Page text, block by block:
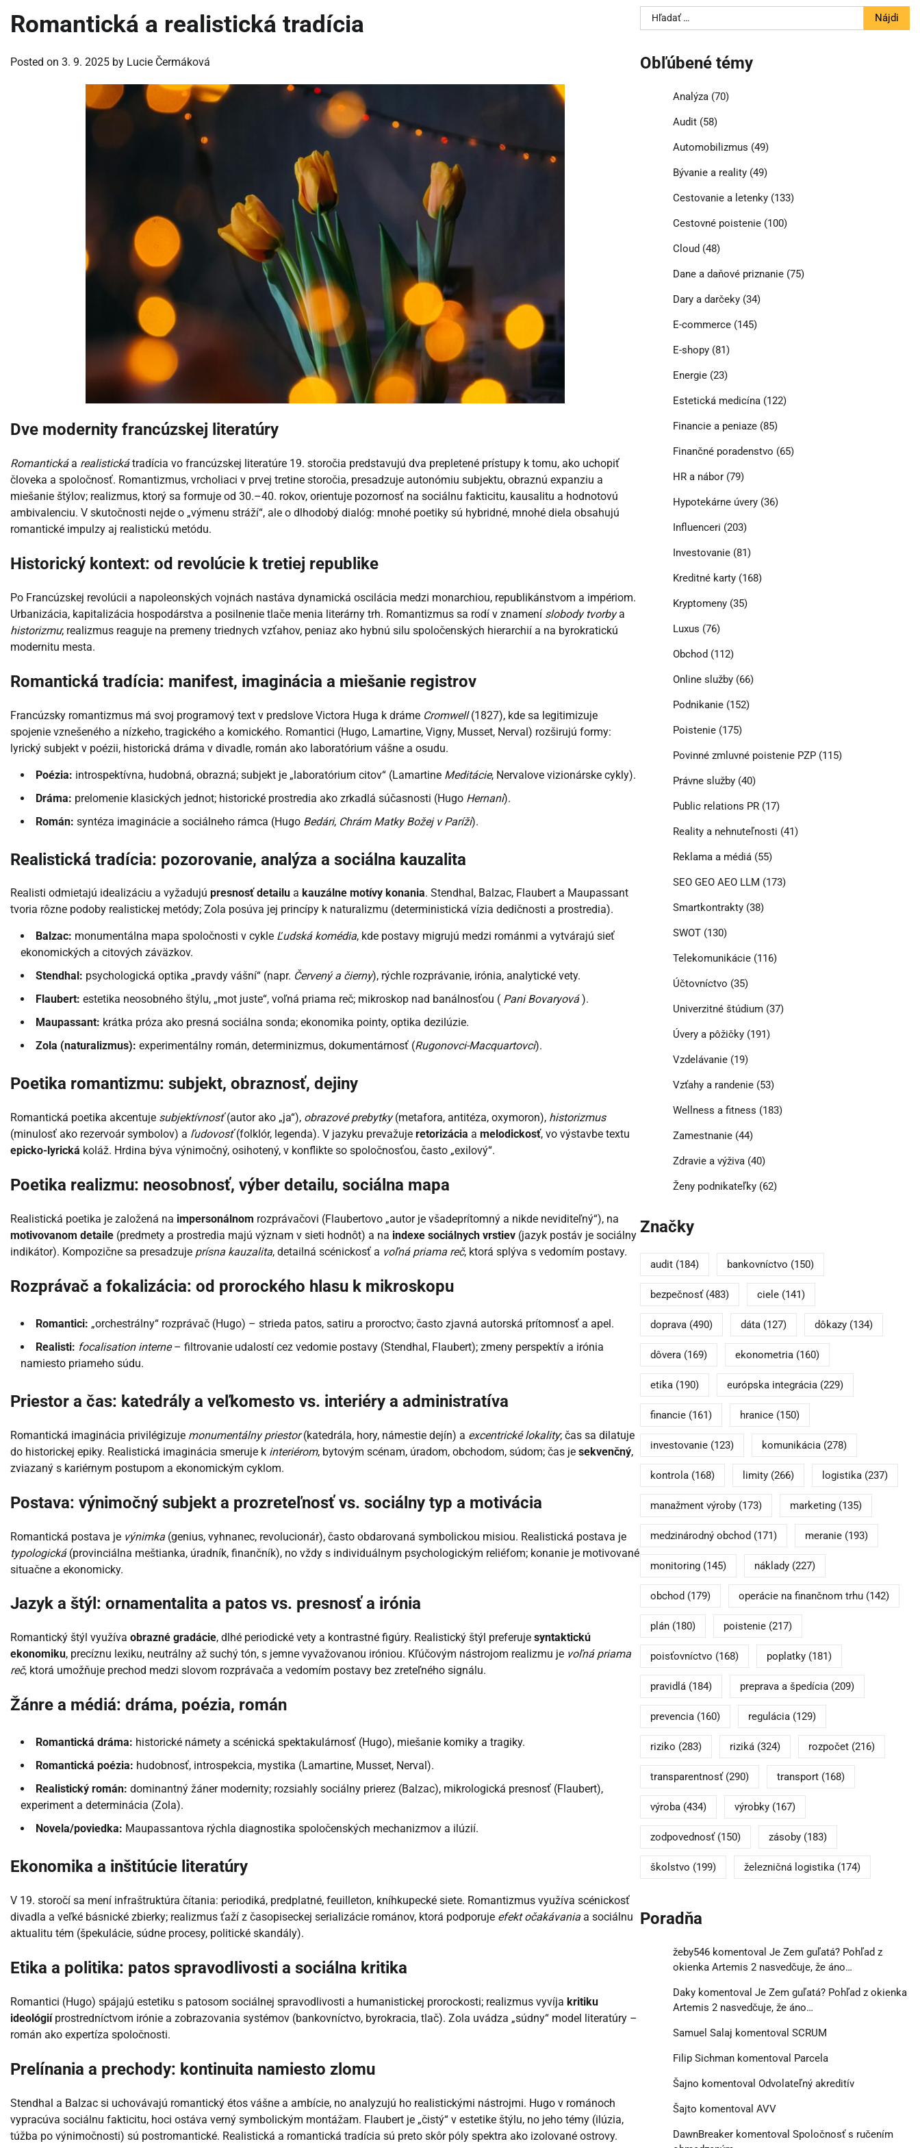
Romantická a realistická tradícia
Posted on 3. 9. 2025 by Lucie Čermáková
Dve modernity francúzskej literatúry
Romantickáa realistickátradícia vo francúzskej literatúre 19. storočia predstavujú dva prepletené prístupy k tomu, ako uchopiť
človeka a spoločnosť. Romantizmus, vrcholiaci v prvej tretine storočia, presadzuje autonómiu subjektu, obraznú expanziu a
miešanie štýlov; realizmus, ktorý sa formuje od 30.–40. rokov, orientuje pozornosť na sociálnu fakticitu, kausalitu a hodnotovú
ambivalenciu. V skutočnosti nejde o „výmenu stráží“, ale o dlhodobý dialóg: mnohé poetiky sú hybridné, mnohé diela obsahujú
romantické impulzy aj realistickú metódu.
Historický kontext: od revolúcie k tretiej republike
Po Francúzskej revolúcii a napoleonských vojnách nastáva dynamická oscilácia medzi monarchiou, republikánstvom a impériom.
Urbanizácia, kapitalizácia hospodárstva a posilnenie tlače menia literárny trh. Romantizmus sa rodí v znamení slobody tvorbya
historizmu; realizmus reaguje na premeny triednych vzťahov, peniaz ako hybnú silu spoločenských hierarchií a na byrokratickú
modernitu mesta.
Romantická tradícia: manifest, imaginácia a miešanie registrov
Francúzsky romantizmus má svoj programový text v predslove Victora Huga k dráme Cromwell(1827), kde sa legitimizuje
spojenie vznešeného a nízkeho, tragického a komického. Romantici (Hugo, Lamartine, Vigny, Musset, Nerval) rozširujú formy:
lyrický subjekt v poézii, historická dráma v divadle, román ako laboratórium vášne a osudu.
Poézia: introspektívna, hudobná, obrazná; subjekt je „laboratórium citov“ (Lamartine Meditácie, Nervalove vizionárske cykly).
Dráma: prelomenie klasických jednot; historické prostredia ako zrkadlá súčasnosti (Hugo Hernani).
Román: syntéza imaginácie a sociálneho rámca (Hugo Bedári, Chrám Matky Božej v Paríži).
Realistická tradícia: pozorovanie, analýza a sociálna kauzalita
Realisti odmietajú idealizáciu a vyžadujú presnosť detailu a kauzálne motívy konania. Stendhal, Balzac, Flaubert a Maupassant
tvoria rôzne podoby realistickej metódy; Zola posúva jej princípy k naturalizmu (deterministická vízia dedičnosti a prostredia).
Balzac: monumentálna mapa spoločnosti v cykle Ľudská komédia, kde postavy migrujú medzi románmi a vytvárajú sieť
ekonomických a citových záväzkov.
Stendhal: psychologická optika „pravdy vášní“ (napr. Červený a čierny), rýchle rozprávanie, irónia, analytické vety.
Flaubert: estetika neosobného štýlu, „mot juste“, voľná priama reč; mikroskop nad banálnosťou ( Pani Bovaryová).
Maupassant: krátka próza ako presná sociálna sonda; ekonomika pointy, optika dezilúzie.
Zola (naturalizmus): experimentálny román, determinizmus, dokumentárnosť (Rugonovci-Macquartovci).
Poetika romantizmu: subjekt, obraznosť, dejiny
Romantická poetika akcentuje subjektívnosť(autor ako „ja“), obrazové prebytky(metafora, antitéza, oxymoron), historizmus
(minulosť ako rezervoár symbolov) a ľudovosť(folklór, legenda). V jazyku prevažuje retorizácia a melodickosť, vo výstavbe textu
epicko-lyrická koláž. Hrdina býva výnimočný, osihotený, v konflikte so spoločnosťou, často „exilový“.
Poetika realizmu: neosobnosť, výber detailu, sociálna mapa
Realistická poetika je založená na impersonálnom rozprávačovi (Flaubertovo „autor je všadeprítomný a nikde neviditeľný“), na
motivovanom detaile (predmety a prostredia majú význam v sieti hodnôt) a na indexe sociálnych vrstiev (jazyk postáv je sociálny
indikátor). Kompozične sa presadzuje prísna kauzalita, detailná scénickosť a voľná priama reč, ktorá splýva s vedomím postavy.
Rozprávač a fokalizácia: od prorockého hlasu k mikroskopu
Romantici: „orchestrálny“ rozprávač (Hugo) – strieda patos, satiru a proroctvo; často zjavná autorská prítomnosť a apel.
Realisti: focalisation interne– filtrovanie udalostí cez vedomie postavy (Stendhal, Flaubert); zmeny perspektív a irónia
namiesto priameho súdu.
Priestor a čas: katedrály a veľkomesto vs. interiéry a administratíva
Romantická imaginácia privilégizuje monumentálny priestor(katedrála, hory, námestie dejín) a excentrické lokality; čas sa dilatuje
do historickej epiky. Realistická imaginácia smeruje k interiérom, bytovým scénam, úradom, obchodom, súdom; čas je sekvenčný,
zviazaný s kariérnym postupom a ekonomickým cyklom.
Postava: výnimočný subjekt a prozreteľnosť vs. sociálny typ a motivácia
Romantická postava je výnimka (genius, vyhnanec, revolucionár), často obdarovaná symbolickou misiou. Realistická postava je
typologická(provinciálna meštianka, úradník, finančník), no vždy s individuálnym psychologickým reliéfom; konanie je motivované
situačne a ekonomicky.
Jazyk a štýl: ornamentalita a patos vs. presnosť a irónia
Romantický štýl využíva obrazné gradácie, dlhé periodické vety a kontrastné figúry. Realistický štýl preferuje syntaktickú
ekonomiku, precíznu lexiku, neutrálny až suchý tón, s jemne vyvažovanou iróniou. Kľúčovým nástrojom realizmu je voľná priama
reč, ktorá umožňuje prechod medzi slovom rozprávača a vedomím postavy bez zreteľného signálu.
Žánre a médiá: dráma, poézia, román
Romantická dráma: historické námety a scénická spektakulárnosť (Hugo), miešanie komiky a tragiky.
Romantická poézia: hudobnosť, introspekcia, mystika (Lamartine, Musset, Nerval).
Realistický román: dominantný žáner modernity; rozsiahly sociálny prierez (Balzac), mikrologická presnosť (Flaubert),
experiment a determinácia (Zola).
Novela/poviedka: Maupassantova rýchla diagnostika spoločenských mechanizmov a ilúzií.
Ekonomika a inštitúcie literatúry
V 19. storočí sa mení infraštruktúra čítania: periodiká, predplatné, feuilleton, kníhkupecké siete. Romantizmus využíva scénickosť
divadla a veľké básnické zbierky; realizmus ťaží z časopiseckej serializácie románov, ktorá podporuje efekt očakávania a sociálnu
aktualitu tém (špekulácie, súdne procesy, politické skandály).
Etika a politika: patos spravodlivosti a sociálna kritika
Romantici (Hugo) spájajú estetiku s patosom sociálnej spravodlivosti a humanistickej prorockosti; realizmus vyvíja kritiku
ideológiíprostredníctvom irónie a zobrazovania systémov (bankovníctvo, byrokracia, tlač). Zola uvádza „súdny“ model literatúry –
román ako expertíza spoločnosti.
Prelínania a prechody: kontinuita namiesto zlomu
Stendhal a Balzac si uchovávajú romantický étos vášne a ambície, no analyzujú ho realistickými nástrojmi. Hugo v románoch
vypracúva sociálnu fakticitu, hoci ostáva verný symbolickým montážam. Flaubert je „čistý“ v estetike štýlu, no jeho témy (ilúzia,
túžba po výnimočnosti) sú postromantické. Realistická a romantická tradícia sú preto skôr póly spektra ako izolované ostrovy.
Hľadať:
Obľúbené témy
Analýza(70)
Audit(58)
Automobilizmus (49)
Bývanie a reality(49)
Cestovanie a letenky(133)
Cestovné poistenie(100)
Cloud (48)
Dane a daňové priznanie(75)
Dary a darčeky(34)
E-commerce(145)
E-shopy(81)
Energie(23)
Estetická medicína(122)
Financie a peniaze(85)
Finančné poradenstvo (65)
HR a nábor(79)
Hypotekárne úvery(36)
Influenceri (203)
Investovanie(81)
Kreditné karty(168)
Kryptomeny(35)
Luxus (76)
Obchod (112)
Online služby(66)
Podnikanie(152)
Poistenie(175)
Povinné zmluvné poistenie PZP(115)
Právne služby(40)
Public relations PR(17)
Reality a nehnuteľnosti (41)
Reklama a médiá(55)
SEO GEO AEO LLM (173)
Smartkontrakty(38)
SWOT(130)
Telekomunikácie(116)
Účtovníctvo (35)
Univerzitné štúdium(37)
Úvery a pôžičky(191)
Vzdelávanie(19)
Vzťahy a randenie(53)
Wellness a fitness (183)
Zamestnanie(44)
Zdravie a výživa(40)
Ženy podnikateľky(62)
Značky
audit(184) bankovníctvo (150)
bezpečnosť(483) ciele(141)
doprava(490) dáta(127) dôkazy(134)
dôvera(169) ekonometria(160)
etika(190) európska integrácia(229)
financie(161) hranice(150)
investovanie(123) komunikácia(278)
kontrola(168) limity(266) logistika(237)
manažment výroby(173) marketing(135)
medzinárodný obchod (171) meranie(193)
monitoring(145) náklady(227)
obchod (179) operácie na finančnom trhu(142)
plán(180) poistenie(217)
poisťovníctvo (168) poplatky(181)
pravidlá(184) preprava a špedícia(209)
prevencia(160) regulácia(129)
riziko (283) riziká(324) rozpočet(216)
transparentnosť(290) transport(168)
výroba(434) výrobky(167)
zodpovednosť(150) zásoby(183)
školstvo (199) železničná logistika(174)
Poradňa
žeby546komentoval Je Zem guľatá? Pohľad z
okienka Artemis 2 nasvedčuje, že áno…
Dakykomentoval Je Zem guľatá? Pohľad z okienka
Artemis 2 nasvedčuje, že áno…
Samuel Salaj komentoval SCRUM
Filip Sichmankomentoval Parcela
Šajno komentoval Odvolateľný akreditív
Šajto komentoval AVV
DawnBreakerkomentoval Spoločnosť s ručením